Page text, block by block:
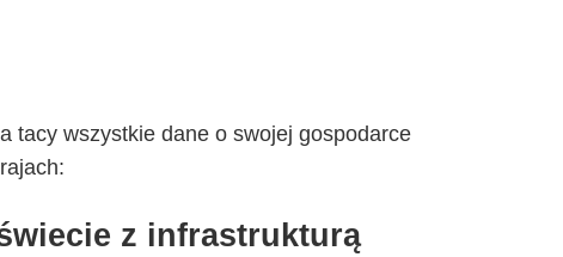
tacy wszystkie dane o swojej gospodarce
z infrastrukturą